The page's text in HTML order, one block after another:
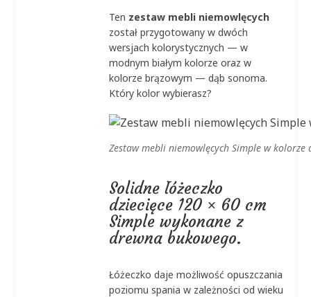
Ten zestaw mebli niemowlęcych
został przygotowany w dwóch
wersjach kolorystycznych — w
modnym białym kolorze oraz w
kolorze brązowym — dąb sonoma.
Który kolor wybierasz?
Zestaw mebli niemowlęcych Simple w kolorze
Solidne łóżeczko
dziecięce 120 × 60 cm
Simple wykonane z
drewna bukowego.
Łóżeczko daje możliwość opuszczania
poziomu spania w zależności od wieku